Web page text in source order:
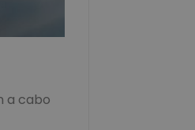
a cabo